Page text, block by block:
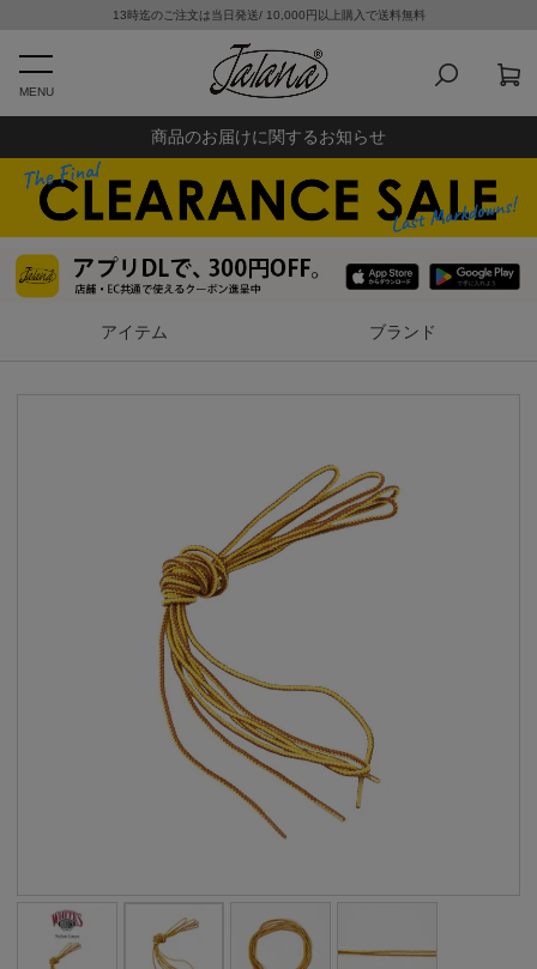
13時迄のご注文は当日発送/ 10,000円以上購入で送料無料
MENU
商品のお届けに関するお知らせ
アイテム ブランド